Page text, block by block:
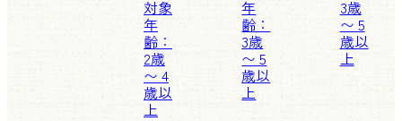
対象
年
齢：
2歳
〜 4
歳以
上
年
齢：
3歳
〜 5
歳以
上
3歳
〜 5
歳以
上